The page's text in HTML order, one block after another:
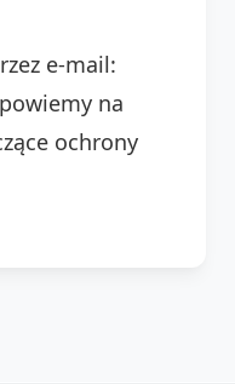
e-mail:
na
ochrony